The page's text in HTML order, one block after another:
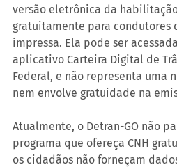
versão eletrônica da
gratuitamente para condutores
impressa. Ela pode ser
aplicativo Carteira Digital de
Federal, e não representa uma
nem envolve gratuidade na
Atualmente, o Detran-GO não
programa que ofereça CNH
os cidadãos não forneçam